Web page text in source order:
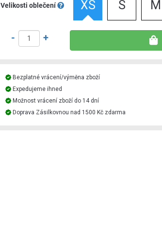
Velikosti oblečení XS S M
- +
Bezplatné vrácení/výměna zboží
Expedujeme ihned
Možnost vrácení zboží do 14 dní
Doprava Zásilkovnou nad 1500 Kč zdarma